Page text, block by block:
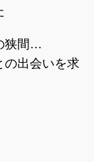
狭間…
の出会いを求